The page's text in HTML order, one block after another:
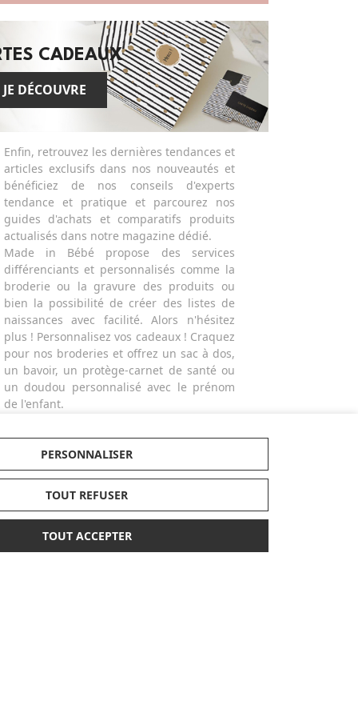
CADEAUX
JE DÉCOUVRE
Enfin, retrouvez les dernières tendances et
articles exclusifs dans nos nouveautés et
bénéficiez de nos conseils d'experts
tendance et pratique et parcourez nos
guides d'achats et comparatifs produits
actualisés dans notre magazine dédié.
Made in Bébé propose des services
différenciants et personnalisés comme la
broderie ou la gravure des produits ou
bien la possibilité de créer des listes de
naissances avec facilité. Alors n'hésitez
plus ! Personnalisez vos cadeaux ! Craquez
pour nos broderies et offrez un sac à dos,
un bavoir, un protège-carnet de santé ou
un doudou personnalisé avec le prénom
de l'enfant.
PAIEMENT
PERSONNALISER
TOUT REFUSER
TOUT ACCEPTER